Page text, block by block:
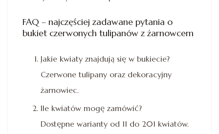
FAQ – najczęściej zadawane pytania o
bukiet czerwonych tulipanów z żarnowcem
Jakie kwiaty znajdują się w bukiecie?
Czerwone tulipany oraz dekoracyjny
żarnowiec.
Ile kwiatów mogę zamówić?
Dostępne warianty od 11 do 201 kwiatów.